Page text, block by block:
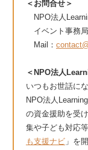
＜お問合せ＞
NPO法人
イベント事務局
Mail：
＜NPO法人
いつもお世話に
NPO法人
の資金援助を受
集や子ども対応
も支援ナビ」を